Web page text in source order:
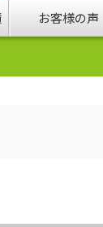
お客様の声